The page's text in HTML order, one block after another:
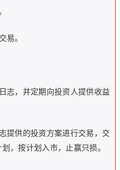
易。
志，并定期向投资人提供收益
提供的投资方案进行交易，交
，按计划入市，止赢只损。